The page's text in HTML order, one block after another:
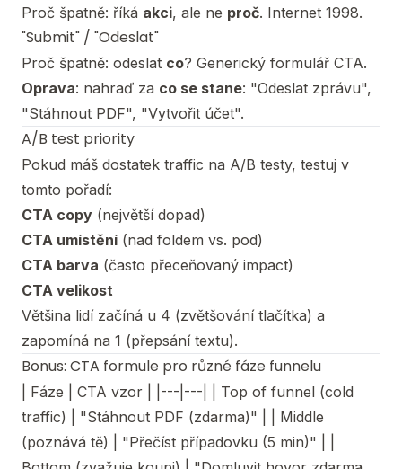
Proč špatně: říká akci, ale ne proč. Internet 1998.
"Submit" / "Odeslat"
Proč špatně: odeslat co? Generický formulář CTA.
Oprava: nahraď za co se stane: "Odeslat zprávu",
"Stáhnout PDF", "Vytvořit účet".
A/B test priority
Pokud máš dostatek traffic na A/B testy, testuj v
tomto pořadí:
CTA copy (největší dopad)
CTA umístění(nad foldem vs. pod)
CTA barva (často přeceňovaný impact)
CTA velikost
Většina lidí začíná u 4 (zvětšování tlačítka) a
zapomíná na 1 (přepsání textu).
Bonus: CTA formule pro různé fáze funnelu
| Fáze | CTA vzor | |---|---| | Top of funnel (cold
traffic) | "Stáhnout PDF (zdarma)" | | Middle
(poznává tě) | "Přečíst případovku (5 min)" | |